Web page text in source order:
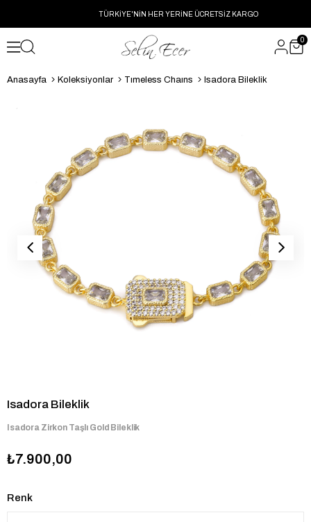
TÜRKİYE'NİN HER YERİNE ÜCRETSİZ KARGO
0
Anasayfa Koleksiyonlar Tımeless Chaıns Isadora Bileklik
Isadora Bileklik
Isadora Zirkon Taşlı Gold Bileklik
₺7.900,00
Renk